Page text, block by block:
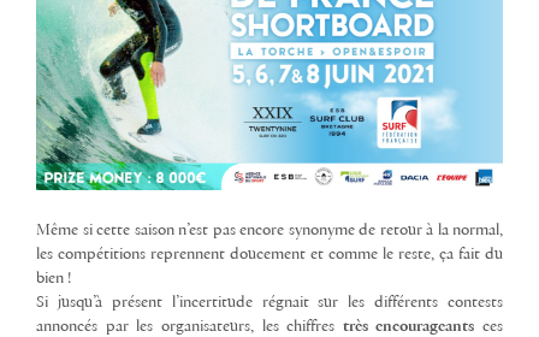
Même si cette saison n’est pas encore synonyme de retour à la normal,
les compétitions reprennent doucement et comme le reste, ça fait du
bien !
Si jusqu’à présent l’incertitude régnait sur les différents contests
annoncés par les organisateurs, les chiffres très encourageants ces